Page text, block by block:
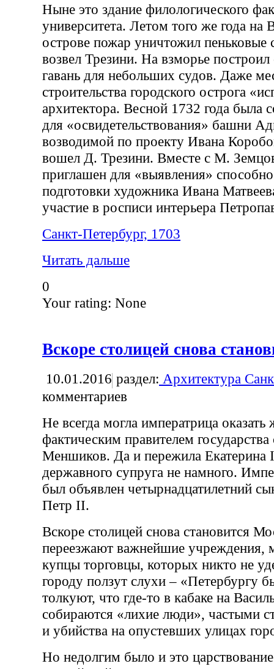
Ныне это здание филологического
университета. Летом того же года на
острове пожар уничтожил
возвел Трезини. На взморье
гавань для небольших судов. Даже
строительства городского острога
архитектора. Весной 1732 года была
для «освидетельствования» башни
возводимой по проекту Ивана
вошел Д. Трезини. Вместе с М.
приглашен для «выявления»
подготовки художника Ивана
участие в росписи интерьера
Санкт-Петербург, 1703
Читать дальше
0
Your rating: None
Вскоре столицей снова
10.01.2016 раздел: Архитектура
комментариев
Не всегда могла императрица
фактическим правителем
Меншиков. Да и пережила Екатерина I
державного супруга не намного.
был объявлен четырнадцатилетний
Петр II.
Вскоре столицей снова становится
переезжают важнейшие учреждения,
купцы торговцы, которых никто не
городу ползут слухи – «Петербургу
толкуют, что где-то в кабаке на
собираются «лихие люди», частыми
и убийства на опустевших улицах
Но недолгим было и это